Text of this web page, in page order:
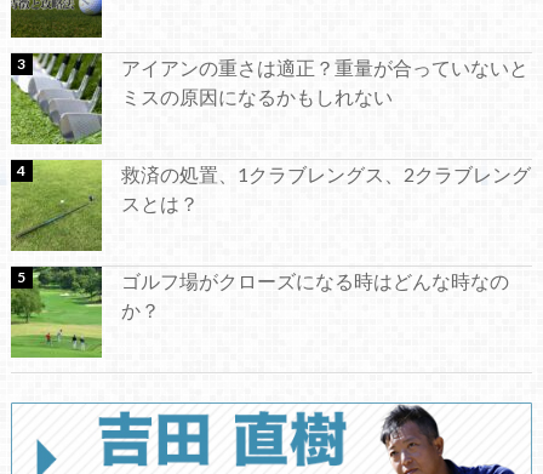
アイアンの重さは適正？重量が合っていないと
ミスの原因になるかもしれない
救済の処置、1クラブレングス、2クラブレング
スとは？
ゴルフ場がクローズになる時はどんな時なの
か？